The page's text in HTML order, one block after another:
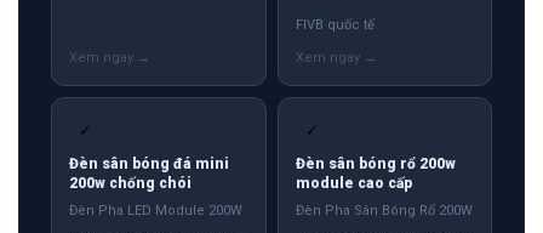
FIVB quốc tế
✓
Đèn sân bóng đá mini
200w chống chói
Đèn Pha LED Module 200W
✓
Đèn sân bóng rổ 200w
module cao cấp
Đèn Pha Sân Bóng Rổ 200W